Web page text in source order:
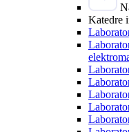
Katedre